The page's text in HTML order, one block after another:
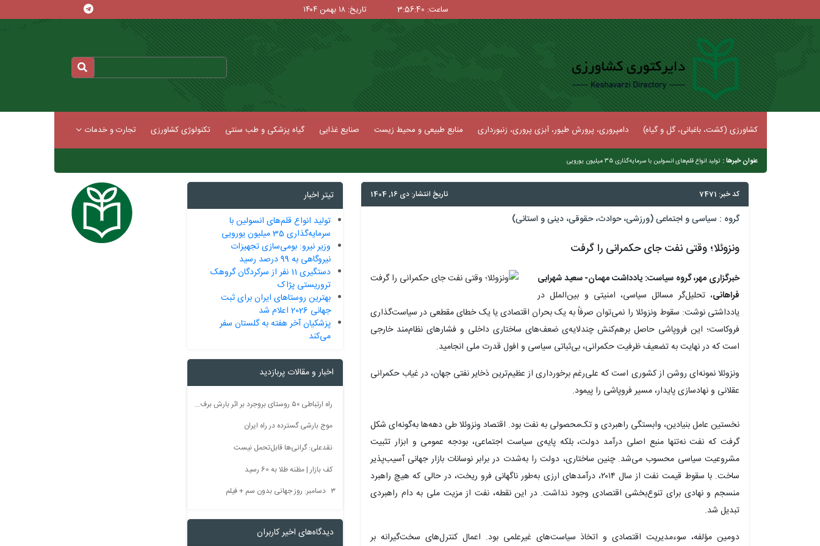
ساعت: 3:56:41 تاریخ: ۱۸ بهمن ۱۴۰۴
کشاورزی (کشت، باغبانی، گل و گیاه) دامپروری، پرورش طیور، آبزی پروری، زنبورداری منابع طبیعی و محیط زیست صنایع غذایی گیاه پزشکی و طب سنتی تکنولوژی کشاورزی تجارت و خدمات
عنوان خبرها : تولید انواع قلم‌های انسولین ‌با سرمایه‌گذاری ‌35 میلیون یورو‌یی
کد خبر: 7471 تاریخ انتشار: دی 16, 1404
گروه : سیاسی و اجتماعی (ورزشی، حوادث، حقوقی، دینی و استانی)
ونزوئلا؛ وقتی نفت جای حکمرانی را گرفت
خبرگزاری مهر، گروه سیاست: یادداشت مهمان- سعید شهرابی
فراهانی، تحلیل‌گر مسائل سیاسی، امنیتی و بین‌الملل در
یادداشتی نوشت: سقوط ونزوئلا را نمی‌توان صرفاً به یک بحران اقتصادی یا یک خطای مقطعی در سیاست‌گذاری
فروکاست؛ این فروپاشی حاصل برهم‌کنش چندلایه‌ی ضعف‌های ساختاری داخلی و فشارهای نظام‌مند خارجی
است که در نهایت به تضعیف ظرفیت حکمرانی، بی‌ثباتی سیاسی و افول قدرت ملی انجامید.
ونزوئلا نمونه‌ای روشن از کشوری است که علی‌رغم برخورداری از عظیم‌ترین ذخایر نفتی جهان، در غیاب حکمرانی
عقلانی و نهادسازی پایدار، مسیر فروپاشی را پیمود.
نخستین عامل بنیادین، وابستگی راهبردی و تک‌محصولی به نفت بود. اقتصاد ونزوئلا طی دهه‌ها به‌گونه‌ای شکل
گرفت که نفت نه‌تنها منبع اصلی درآمد دولت، بلکه پایه‌ی سیاست اجتماعی، بودجه عمومی و ابزار تثبیت
مشروعیت سیاسی محسوب می‌شد. چنین ساختاری، دولت را به‌شدت در برابر نوسانات بازار جهانی آسیب‌پذیر
ساخت. با سقوط قیمت نفت از سال ۲۰۱۴، درآمدهای ارزی به‌طور ناگهانی فرو ریخت، در حالی که هیچ راهبرد
منسجم و نهادی برای تنوع‌بخشی اقتصادی وجود نداشت. در این نقطه، نفت از مزیت ملی به دام راهبردی
تبدیل شد.
دومین مؤلفه، سوءمدیریت اقتصادی و اتخاذ سیاست‌های غیرعلمی بود. اعمال کنترل‌های سخت‌گیرانه بر
تیتر اخبار
تولید انواع قلم‌های انسولین ‌با
سرمایه‌گذاری ‌35 میلیون یورو‌یی
وزیر نیرو: بومی‌سازی تجهیزات
نیروگاهی به 99 درصد رسید
دستگیری 11 نفر از سرکردگان گروهک
تروریستی پژاک
بهترین روستاهای ایران برای ثبت
جهانی 2026 اعلام شد
پزشکیان آخر هفته به گلستان سفر
می‌کند
اخبار و مقالات پربازدید
راه ارتباطی ۵۰ روستای بروجرد بر اثر بارش برف مسدود شد
موج بارشی گسترده در راه ایران
نقدعلی: گرانی‌ها قابل‌تحمل نیست
کف بازار | مظنه طلا به 60 رسید
۳ دسامبر: روز جهانی بدون سم + فیلم
دیدگاه‌های اخیر کاربران